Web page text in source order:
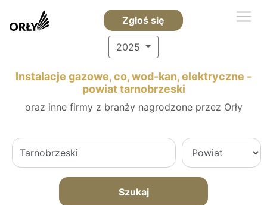
Zgłoś się
2025
Instalacje gazowe, co, wod-kan, elektryczne -
powiat tarnobrzeski
oraz inne firmy z branży nagrodzone przez Orły
Szukaj